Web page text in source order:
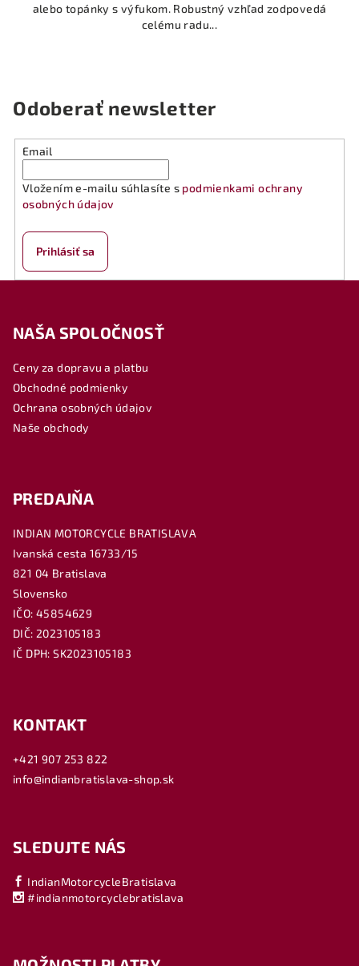
alebo topánky s výfukom. Robustný vzhľad zodpovedá
celému radu...
Odoberať newsletter
Email
Vložením e-mailu súhlasíte s podmienkami ochrany
osobných údajov
Prihlásiť sa
NAŠA SPOLOČNOSŤ
Ceny za dopravu a platbu
Obchodné podmienky
Ochrana osobných údajov
Naše obchody
PREDAJŇA
INDIAN MOTORCYCLE BRATISLAVA
Ivanská cesta 16733/15
821 04 Bratislava
Slovensko
IČO: 45854629
DIČ: 2023105183
IČ DPH: SK2023105183
KONTAKT
+421 907 253 822
info@indianbratislava-shop.sk
SLEDUJTE NÁS
IndianMotorcycleBratislava
#indianmotorcyclebratislava